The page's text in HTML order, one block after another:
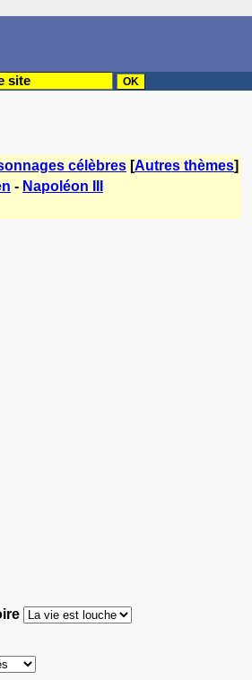
célèbres [Autres thèmes]
- Napoléon III